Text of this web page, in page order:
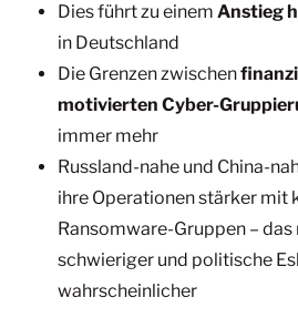
Dies führt zu einem Anstieg
in Deutschland
Die Grenzen zwischen
motivierten Cyber-
immer mehr
Russland-nahe und China-
ihre Operationen stärker mit
Ransomware-Gruppen –
schwieriger und politische
wahrscheinlicher